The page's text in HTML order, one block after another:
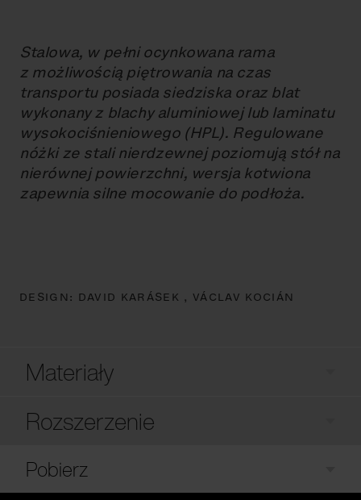
Stalowa, w pełni ocynkowana rama
z możliwością piętrowania na czas
transportu posiada siedziska oraz blat
wykonany z blachy aluminiowej lub laminatu
wysokociśnieniowego (HPL). Regulowane
nóżki ze stali nierdzewnej poziomują stół na
nierównej powierzchni, wersja kotwiona
zapewnia silne mocowanie do podłoża.
DESIGN: DAVID KARÁSEK , VÁCLAV KOCIÁN
Materiały
Rozszerzenie
Pobierz